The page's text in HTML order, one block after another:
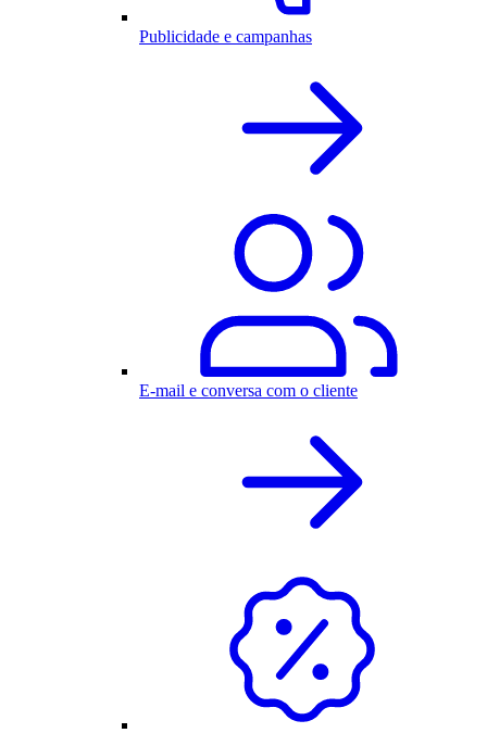
Publicidade e campanhas
E-mail e conversa com o cliente